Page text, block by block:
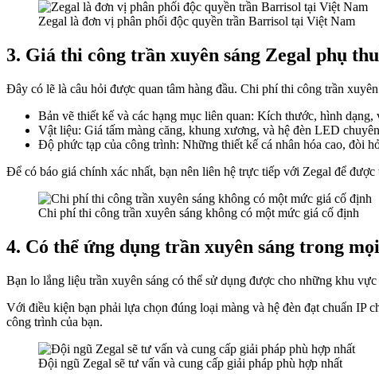
Zegal là đơn vị phân phối độc quyền trần Barrisol tại Việt Nam
3. Giá thi công trần xuyên sáng Zegal phụ
Đây có lẽ là câu hỏi được quan tâm hàng đầu. Chi phí thi công trần
Bản vẽ thiết kế và các hạng mục liên quan: Kích thước, hình
Vật liệu: Giá tấm màng căng, khung xương, và hệ đèn LED
Độ phức tạp của công trình: Những thiết kế cá nhân hóa cao, đòi
Để có báo giá chính xác nhất, bạn nên liên hệ trực tiếp với Zegal để
Chi phí thi công trần xuyên sáng không có một mức giá cố định
4. Có thể ứng dụng trần xuyên sáng trong
Bạn lo lắng liệu trần xuyên sáng có thể sử dụng được cho những khu
Với điều kiện bạn phải lựa chọn đúng loại màng và hệ đèn đạt chuẩn IP
công trình của bạn.
Đội ngũ Zegal sẽ tư vấn và cung cấp giải pháp phù hợp nhất